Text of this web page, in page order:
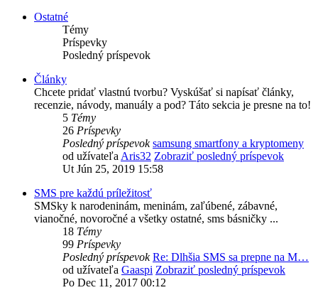
Ostatné
Témy
Príspevky
Posledný príspevok
Články
Chcete pridať vlastnú tvorbu? Vyskúšať si napísať články,
recenzie, návody, manuály a pod? Táto sekcia je presne na to!
5 Témy
26 Príspevky
Posledný príspevok samsung smartfony a kryptomeny
od užívateľaAris32 Zobraziť posledný príspevok
Ut Jún 25, 2019 15:58
SMS pre každú príležitosť
SMSky k narodeninám, meninám, zaľúbené, zábavné,
vianočné, novoročné a všetky ostatné, sms básničky ...
18 Témy
99 Príspevky
Posledný príspevok Re: Dlhšia SMS sa prepne na M…
od užívateľa Gaaspi Zobraziť posledný príspevok
Po Dec 11, 2017 00:12